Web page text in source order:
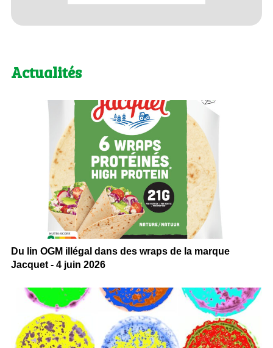
Actualités
Du lin OGM illégal dans des wraps de la marque
Jacquet - 4 juin 2026